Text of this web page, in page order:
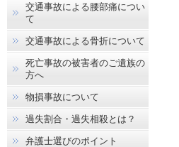
交通事故による腰部痛につい
て
交通事故による骨折について
死亡事故の被害者のご遺族の
方へ
物損事故について
過失割合・過失相殺とは？
弁護士選びのポイント